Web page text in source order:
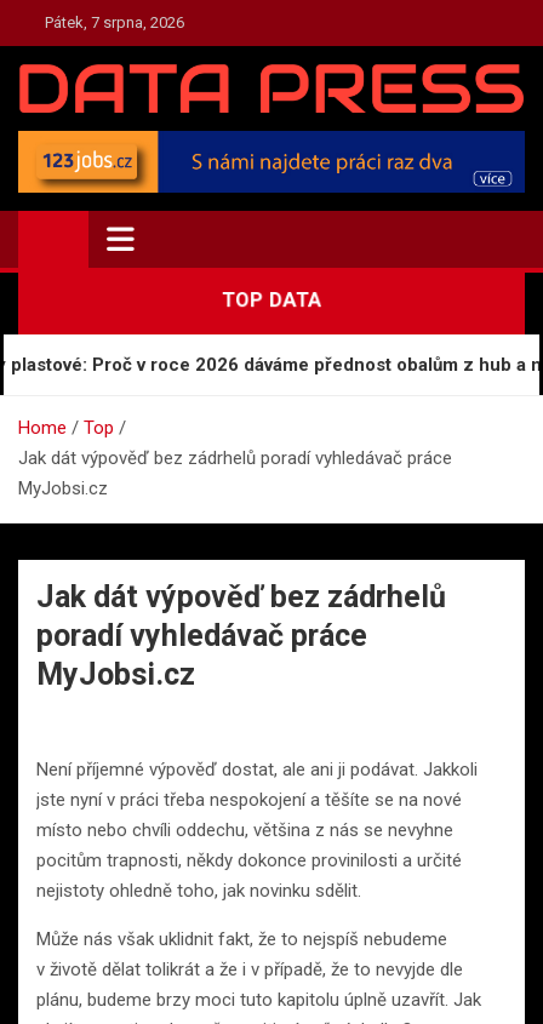
to
content
Pátek, 7 srpna, 2026
TOP.DATA-PRESS.CZ
Press a Zpravodajství
TOP DATA
Proč v roce 2026 dáváme přednost obalům z hub a
Home
Top
Jak dát výpověď bez zádrhelů poradí vyhledávač práce
MyJobsi.cz
Jak dát výpověď bez zádrhelů
poradí vyhledávač práce
MyJobsi.cz
Není příjemné výpověď dostat, ale ani ji podávat. Jakkoli
jste nyní v práci třeba nespokojení a těšíte se na nové
místo nebo chvíli oddechu, většina z nás se nevyhne
pocitům trapnosti, někdy dokonce provinilosti a určité
nejistoty ohledně toho, jak novinku sdělit.
Může nás však uklidnit fakt, že to nejspíš nebudeme
v životě dělat tolikrát a že i v případě, že to nevyjde dle
plánu, budeme brzy moci tuto kapitolu úplně uzavřít. Jak